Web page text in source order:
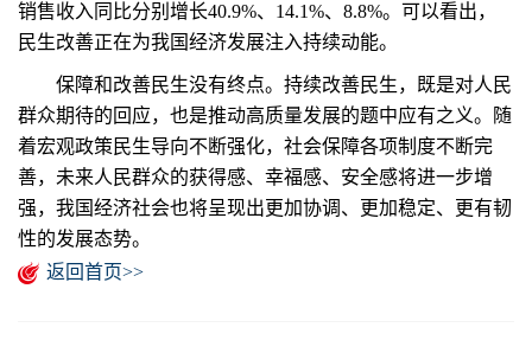
销售收入同比分别增长40.9%、14.1%、8.8%。可以看出，
民生改善正在为我国经济发展注入持续动能。
保障和改善民生没有终点。持续改善民生，既是对人民
群众期待的回应，也是推动高质量发展的题中应有之义。随
着宏观政策民生导向不断强化，社会保障各项制度不断完
善，未来人民群众的获得感、幸福感、安全感将进一步增
强，我国经济社会也将呈现出更加协调、更加稳定、更有韧
性的发展态势。
返回首页>>